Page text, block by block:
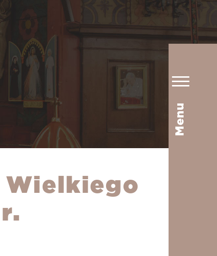
Menu
Wielkiego